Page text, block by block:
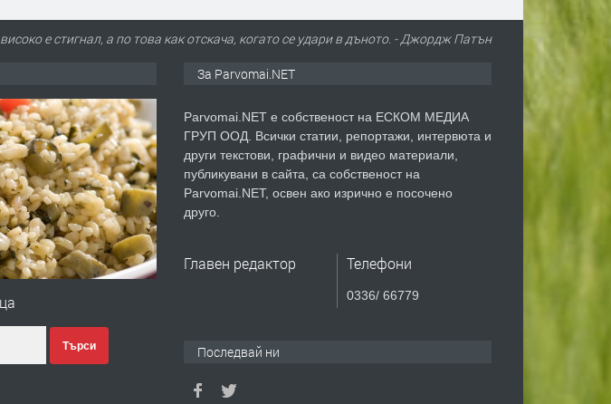
е стигнал, а по това как отскача, когато се удари в дъното. - Джордж Патън
Търси
За Parvomai.NET
Parvomai.NET е собственост на ЕСКОМ МЕДИА
ГРУП ООД. Всички статии, репортажи, интервюта и
други текстови, графични и видео материали,
публикувани в сайта, са собственост на
Parvomai.NET, освен ако изрично е посочено
друго.
Главен редактор Телефони
0336/ 66779
Последвай ни